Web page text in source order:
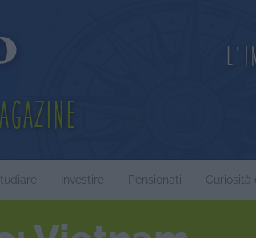
Investire Pensionati Curiosità